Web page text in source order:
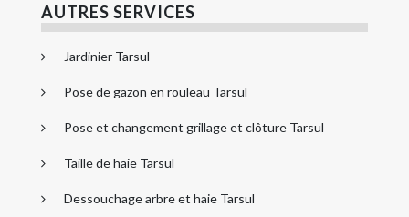
AUTRES SERVICES
Jardinier Tarsul
Pose de gazon en rouleau Tarsul
Pose et changement grillage et clôture Tarsul
Taille de haie Tarsul
Dessouchage arbre et haie Tarsul